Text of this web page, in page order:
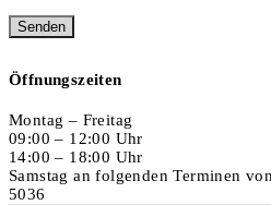
Öffnungszeiten
Montag – Freitag
09:00 – 12:00 Uhr
14:00 – 18:00 Uhr
Samstag an folgenden Terminen
5036